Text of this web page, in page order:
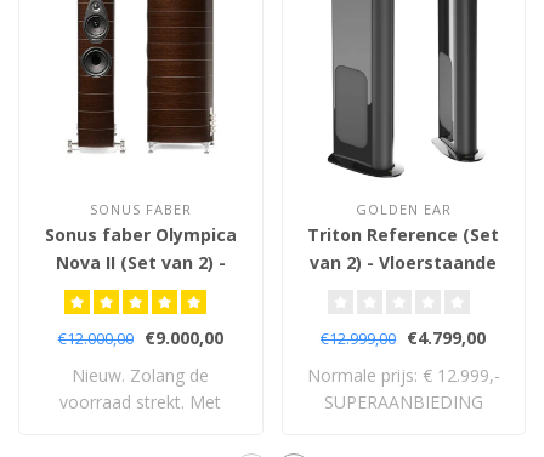
SONUS FABER
Sonus faber Olympica
Nova II (Set van 2) -
Vloerstaande
Luidsprekers
€12.000,00
€9.000,00
Nieuw. Zolang de
voorraad strekt. Met
GOLDEN EAR
Triton Reference (Set
van 2) - Vloerstaande
€12.999,00 €4.799,00
Normale prijs: € 12.999,-
SUPERAANBIEDING